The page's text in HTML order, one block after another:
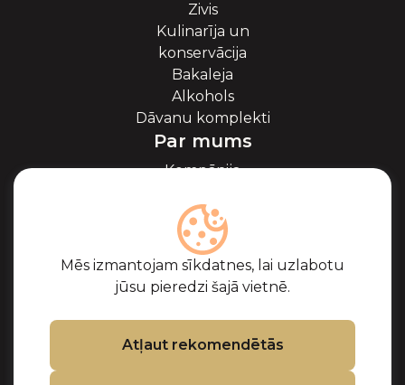
Mēs izmantojam sīkdatnes, lai uzlabotu
jūsu pieredzi šajā vietnē.
Atļaut rekomendētās
Zivis
Kulinarīja un
konservācija
Bakaleja
Alkohols
Dāvanu komplekti
Par mums
Kompānija
Blogs
Sadarbība
Partneri
Sertifikāti
Biežāk uzdotie
jautājumi
Atbalsts